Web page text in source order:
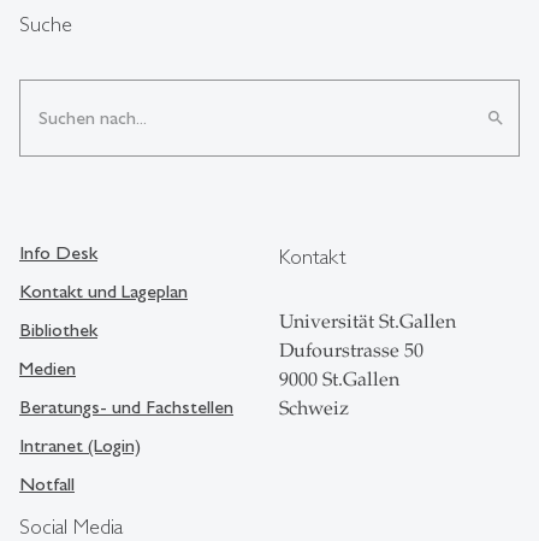
Suche
search
Social Media
Info Desk
Kontakt und Lageplan
Bibliothek
Medien
Beratungs- und Fachstellen
Intranet (Login)
Notfall
Kontakt
Universität St.Gallen
Dufourstrasse 50
9000 St.Gallen
Schweiz